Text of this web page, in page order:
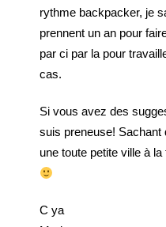
rythme backpacker, je
prennent un an pour
par ci par la pour
cas.
Si vous avez des
suis preneuse! Sachant
une toute petite ville à
C ya